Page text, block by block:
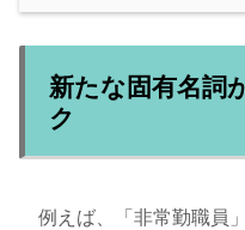
新たな固有名詞
ク
例えば、「非常勤職員